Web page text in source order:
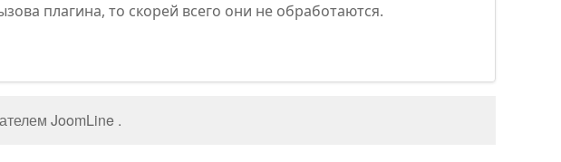
плагина, то скорей всего они не обработаются.
JoomLine .